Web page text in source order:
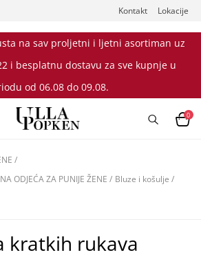
Kontakt Lokacije
na sav proljetni i ljetni asortiman uz
i besplatnu dostavu za sve kupnje u
od 06.08 do 09.08.
0
/
ODJEĆA ZA PUNIJE ŽENE / Bluze i košulje /
kratkih rukava